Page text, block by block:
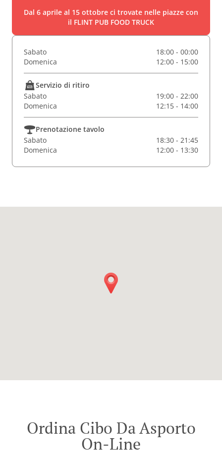
Dal 6 aprile al 15 ottobre ci trovate nelle piazze con
il FLINT PUB FOOD TRUCK
Sabato
18:00 - 00:00
Domenica
12:00 - 15:00
Servizio di ritiro
Sabato
19:00 - 22:00
Domenica
12:15 - 14:00
Prenotazione tavolo
Sabato
18:30 - 21:45
Domenica
12:00 - 13:30
Ordina Cibo Da Asporto
On-Line